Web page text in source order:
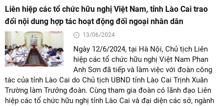
Liên hiệp các tổ chức hữu nghị Việt Nam, tỉnh Lào Cai trao
đổi nội dung hợp tác hoạt động đối ngoại nhân dân
13/06/2024
Ngày 12/6/2024, tại Hà Nội, Chủ tịch Liên
hiệp các tổ chức hữu nghị Việt Nam Phan
Anh Sơn đã tiếp và làm việc với đoàn công
tác của tỉnh Lào Cai do Chủ tịch UBND tỉnh Lào Cai Trịnh Xuân
Trường làm Trưởng đoàn. Cùng tham gia đoàn có lãnh đạo Liên
hiệp các tổ chức hữu nghị tỉnh Lào Cai và đại diện các sở, ngành